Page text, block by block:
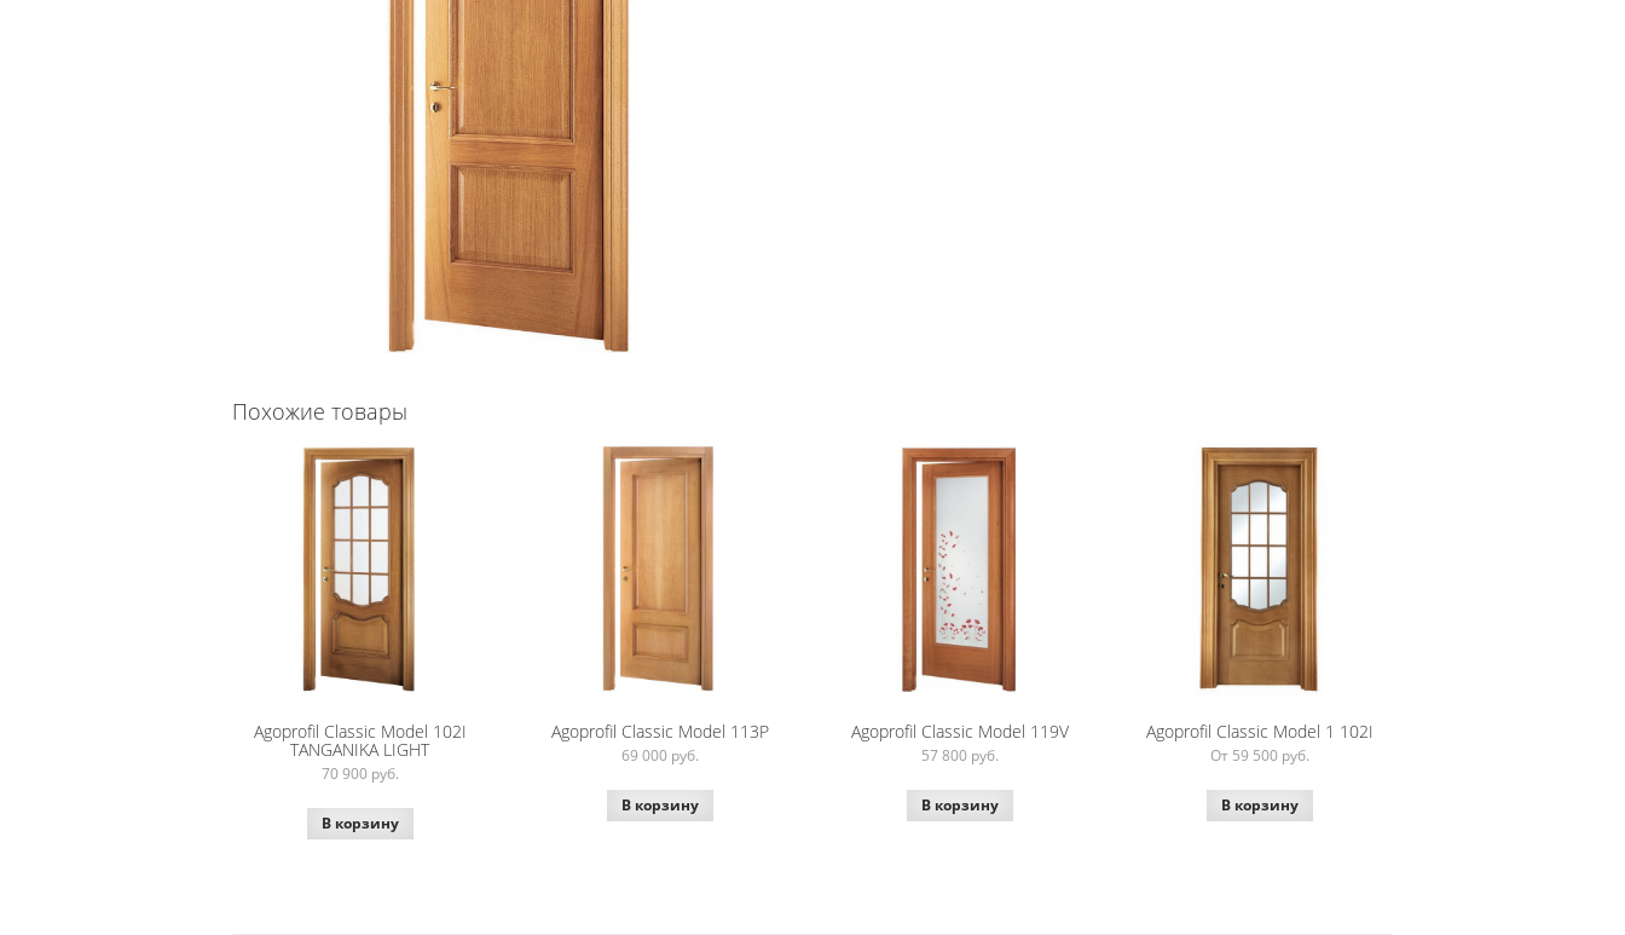
Похожие товары
Agoprofil Classic Model 102I
TANGANIKA LIGHT
70 900 руб.
В корзину
Agoprofil Classic Model 113P
69 000 руб.
В корзину
Agoprofil Classic Model 119V
57 800 руб.
В корзину
Agoprofil Classic Model 1 102I
От 59 500 руб.
В корзину